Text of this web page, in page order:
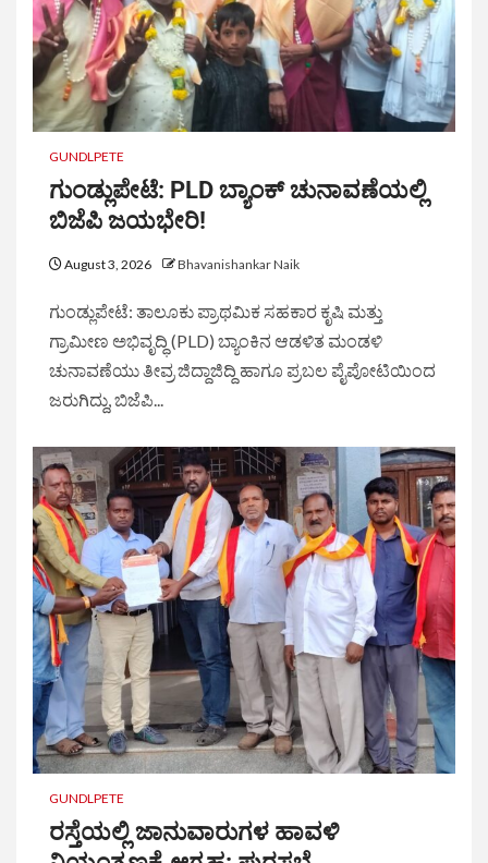
GUNDLPETE
ಗುಂಡ್ಲುಪೇಟೆ: PLD ಬ್ಯಾಂಕ್‌ ಚುನಾವಣೆಯಲ್ಲಿ
ಬಿಜೆಪಿ ಜಯಭೇರಿ!
August 3, 2026 Bhavanishankar Naik
​ಗುಂಡ್ಲುಪೇಟೆ: ತಾಲೂಕು ಪ್ರಾಥಮಿಕ ಸಹಕಾರ ಕೃಷಿ ಮತ್ತು
ಗ್ರಾಮೀಣ ಅಭಿವೃದ್ಧಿ (PLD) ಬ್ಯಾಂಕಿನ ಆಡಳಿತ ಮಂಡಳಿ
ಚುನಾವಣೆಯು ತೀವ್ರ ಜಿದ್ದಾಜಿದ್ದಿ ಹಾಗೂ ಪ್ರಬಲ ಪೈಪೋಟಿಯಿಂದ
ಜರುಗಿದ್ದು, ಬಿಜೆಪಿ...
GUNDLPETE
ರಸ್ತೆಯಲ್ಲಿ ಜಾನುವಾರುಗಳ ಹಾವಳಿ